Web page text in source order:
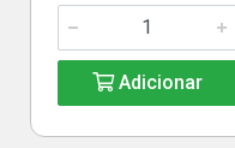
Adicionar